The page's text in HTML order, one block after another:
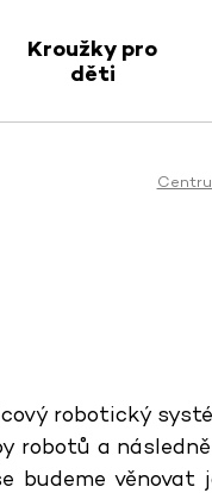
Kroužky pro
děti
robotický
robotů a
budeme věnovat